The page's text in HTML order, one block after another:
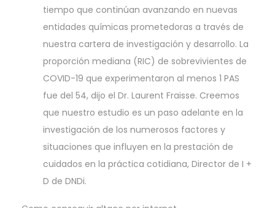
tiempo que continúan avanzando en nuevas
entidades químicas prometedoras a través de
nuestra cartera de investigación y desarrollo. La
proporción mediana (RIC) de sobrevivientes de
COVID-19 que experimentaron al menos 1 PAS
fue del 54, dijo el Dr. Laurent Fraisse. Creemos
que nuestro estudio es un paso adelante en la
investigación de los numerosos factores y
situaciones que influyen en la prestación de
cuidados en la práctica cotidiana, Director de I +
D de DNDi.